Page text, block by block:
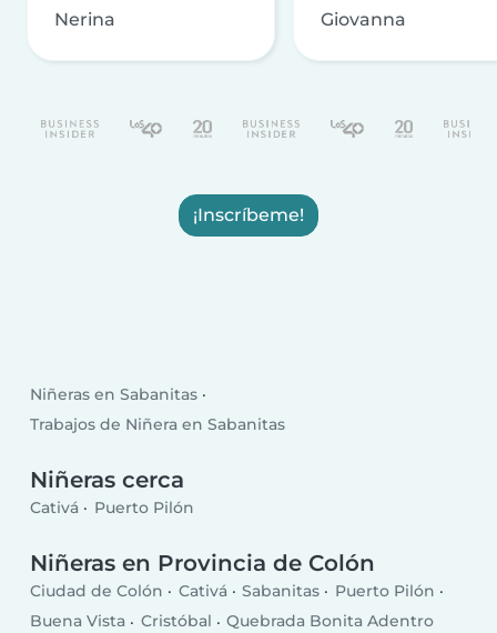
Nerina Giovanna
¡Inscríbeme!
Niñeras en Sabanitas
Trabajos de Niñera en Sabanitas
Niñeras cerca
Cativá Puerto Pilón
Niñeras en Provincia de Colón
Ciudad de Colón Cativá Sabanitas
Puerto Pilón
Buena Vista
Cristóbal Quebrada Bonita Adentro